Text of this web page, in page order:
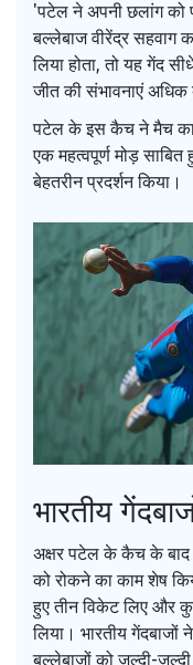
'पटेल ने अपनी छलांग को
बल्लेबाज वीरेंद्र सहवाग
लिया होता, तो यह गेंद
जीत की संभावनाएं अधिक
पटेल के इस कैच ने मैच का
एक महत्वपूर्ण मोड़
बेहतरीन प्रदर्शन किया।
भारतीय
अक्षर पटेल के कैच के बाद
को रोकने का काम शेष
हुए तीन विकेट लिए और
लिया। भारतीय
बल्लेबाजों को जल्दी-